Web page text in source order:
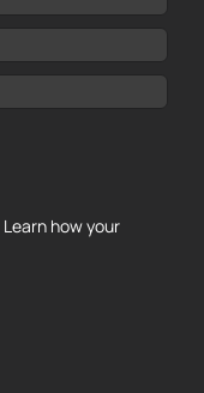
Learn how your